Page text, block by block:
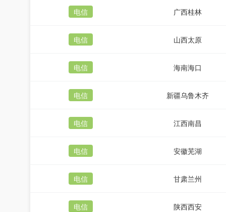
电信 广西桂林
电信 山西太原
电信 海南海口
电信 新疆乌鲁木齐
电信 江西南昌
电信 安徽芜湖
电信 甘肃兰州
电信 陕西西安